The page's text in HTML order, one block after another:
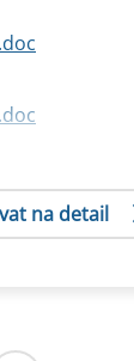
na detail